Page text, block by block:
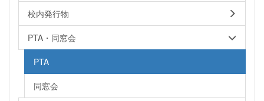
校内発行物
PTA・同窓会
PTA
同窓会